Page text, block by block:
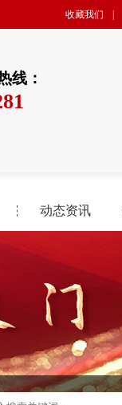
收藏我们
线：
动态资讯